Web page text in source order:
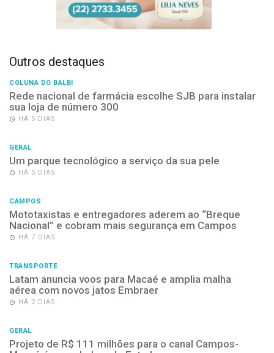
Outros destaques
COLUNA DO BALBI
Rede nacional de farmácia escolhe SJB para instalar
sua loja de número 300
HÁ 5 DIAS
GERAL
Um parque tecnológico a serviço da sua pele
HÁ 5 DIAS
CAMPOS
Mototaxistas e entregadores aderem ao “Breque
Nacional” e cobram mais segurança em Campos
HÁ 7 DIAS
TRANSPORTE
Latam anuncia voos para Macaé e amplia malha
aérea com novos jatos Embraer
HÁ 2 DIAS
GERAL
Projeto de R$ 111 milhões para o canal Campos-